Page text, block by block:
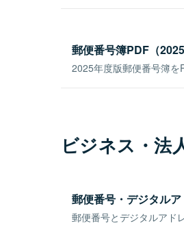
郵便番号簿PDF（2025
2025年度版郵便番号簿を
ビジネス・法
郵便番号・デジタル
郵便番号とデジタルアド